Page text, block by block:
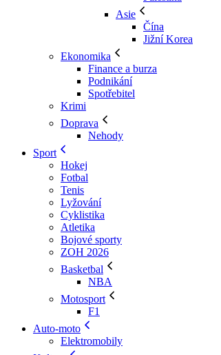
Asie
Čína
Jižní Korea
Ekonomika
Finance a burza
Podnikání
Spotřebitel
Krimi
Doprava
Nehody
Sport
Hokej
Fotbal
Tenis
Lyžování
Cyklistika
Atletika
Bojové sporty
ZOH 2026
Basketbal
NBA
Motosport
F1
Auto-moto
Elektromobily